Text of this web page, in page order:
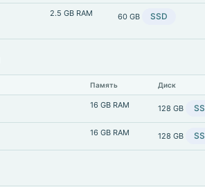
2.5 GB RAM 60 GB SSD
Память Диск
16 GB RAM 128 GB
16 GB RAM 128 GB